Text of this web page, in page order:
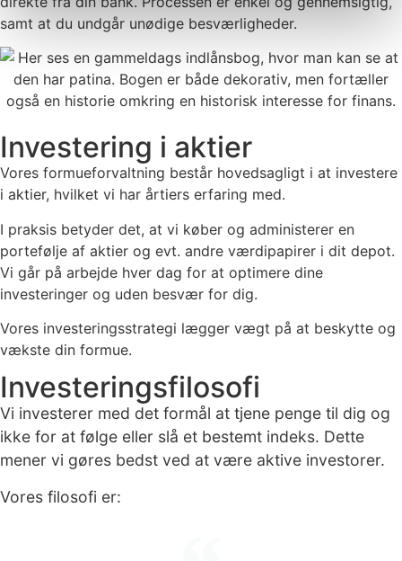
samt at du undgår unødige besværligheder.
Investering i aktier
Vores formueforvaltning består hovedsagligt i at investere
i aktier, hvilket vi har årtiers erfaring med.
I praksis betyder det, at vi køber og administerer en
portefølje af aktier og evt. andre værdipapirer i dit depot.
Vi går på arbejde hver dag for at optimere dine
investeringer og uden besvær for dig.
Vores investeringsstrategi lægger vægt på at beskytte og
vækste din formue.
Investeringsfilosofi
Vi investerer med det formål at tjene penge til dig og
ikke for at følge eller slå et bestemt indeks. Dette
mener vi gøres bedst ved at være aktive investorer.
Vores filosofi er: